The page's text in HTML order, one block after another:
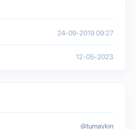
24-09-2019 09:27
12-05-2023
@tumaykin